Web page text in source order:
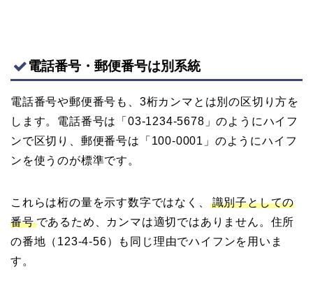
電話番号・郵便番号は別系統
電話番号や郵便番号も、3桁カンマとは別の区切り方を
します。電話番号は「03-1234-5678」のようにハイフ
ンで区切り、郵便番号は「100-0001」のようにハイフ
ンを使うのが標準です。
これらは桁の量を示す数字ではなく、
識別子としての
番号であるため、カンマは適切ではありません。住所
の番地（123-4-56）も同じ理由でハイフンを用いま
す。